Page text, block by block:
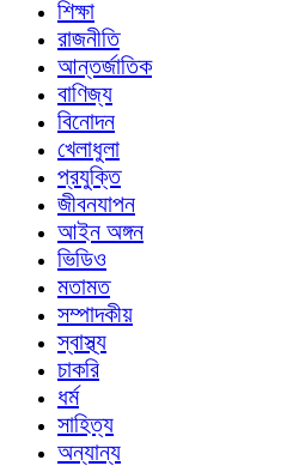
শিক্ষা
রাজনীতি
আন্তর্জাতিক
বাণিজ্য
বিনোদন
খেলাধুলা
প্রযুক্তি
জীবনযাপন
আইন অঙ্গন
ভিডিও
মতামত
সম্পাদকীয়
স্বাস্থ্য
চাকরি
ধর্ম
সাহিত্য
অন্যান্য